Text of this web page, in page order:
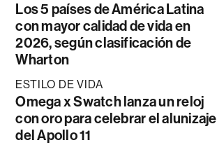
Los 5 países de América Latina
con mayor calidad de vida en
2026, según clasificación de
Wharton
ESTILO DE VIDA
Omega x Swatch lanza un reloj
con oro para celebrar el alunizaje
del Apollo 11